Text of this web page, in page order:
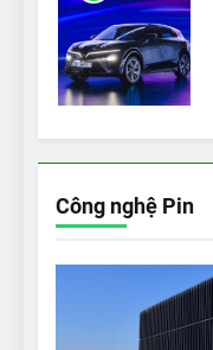
15
Công nghệ Pin